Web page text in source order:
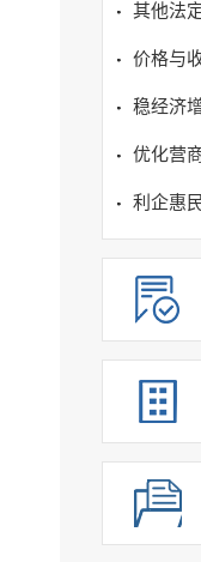
其他法
价格与
稳经济
优化营
利企惠